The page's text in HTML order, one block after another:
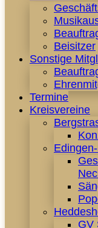
Beisitzer
Sonstige
Termine
Kreisvereine
GV